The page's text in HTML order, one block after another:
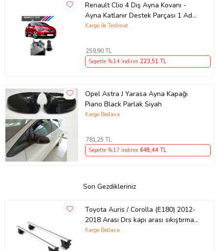
Renault Clio 4 Dış Ayna Kovanı -
Ayna Katlanır Destek Parçası 1 Adet
490307706 M3625
Kargo ile Teslimat
259,90 TL
Sepette %14 İndirim 223,51 TL
Opel Astra J Yarasa Ayna Kapağı
Piano Black Parlak Siyah
Kargo Bedava
781,25 TL
Sepette %17 İndirim 648,44 TL
Son Gezdikleriniz
Toyota Auris / Corolla (E180) 2012-
2018 Arası Drs kapı arası sıkıştırma
oluklu ara atkı tavan barı GRİ
Kargo Bedava